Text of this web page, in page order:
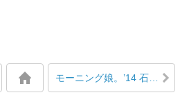
モーニング娘。’14 石田亜佑美、撮影時に小さすぎて台に乗せられ不満「身長を伸ばしたい！」